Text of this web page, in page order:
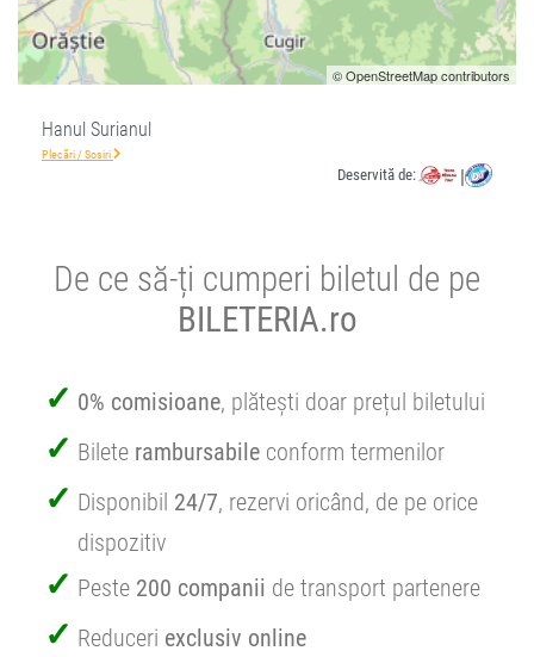
© OpenStreetMap contributors
Hanul Surianul
Plecări / Sosiri
Deservită de: |
De ce să-ți cumperi biletul de pe
BILETERIA.ro
0% comisioane, plătești doar prețul biletului
Bilete rambursabile conform termenilor
Disponibil 24/7, rezervi oricând, de pe orice
dispozitiv
Peste 200 companii de transport partenere
Reduceri exclusiv online